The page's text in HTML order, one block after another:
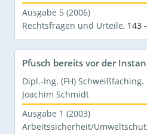
Ausgabe 5 (2006)
Rechtsfragen und Urteile, 143
Pfusch bereits vor der
Dipl.-Ing. (FH)
Joachim Schmidt
Ausgabe 1 (2003)
Arbeitssicherheit/